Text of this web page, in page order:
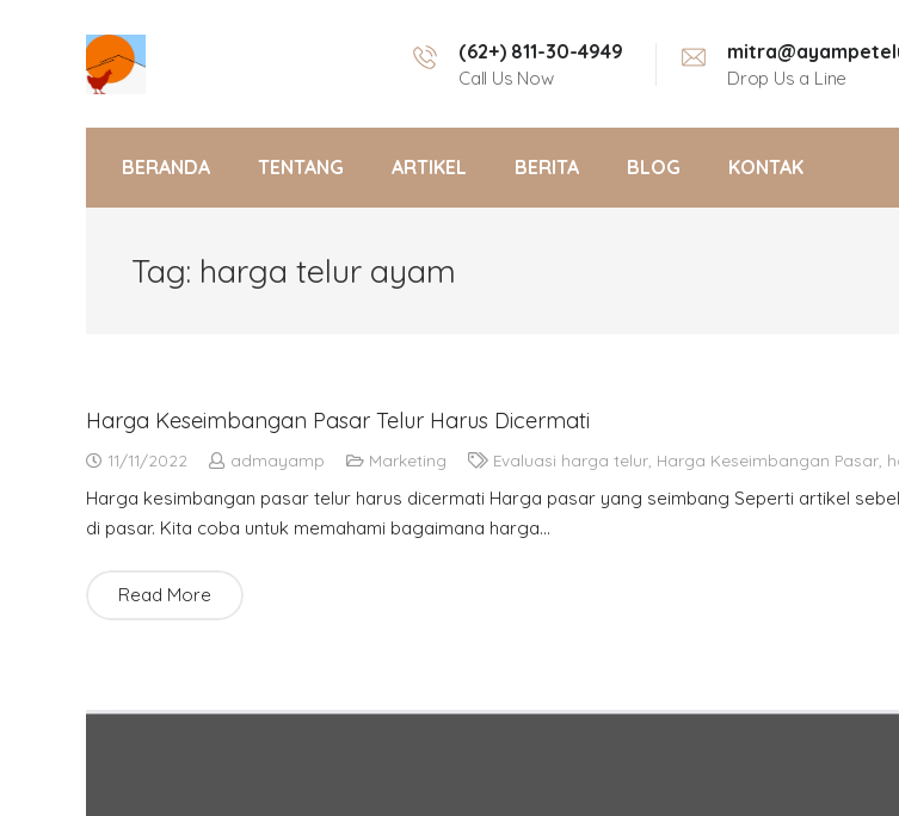
(62+) 811-30-4949
Call Us Now Drop Us a Line
BERANDA TENTANG ARTIKEL BERITA BLOG KONTAK
Tag: harga telur ayam
Harga Keseimbangan Pasar Telur Harus Dicermati
11/11/2022 admayamp Marketing Evaluasi harga telur Harga Keseimbangan Pasar
Harga kesimbangan pasar telur harus dicermati Harga pasar yang seimbang Seperti artikel
di pasar. Kita coba untuk memahami bagaimana harga…
Read More